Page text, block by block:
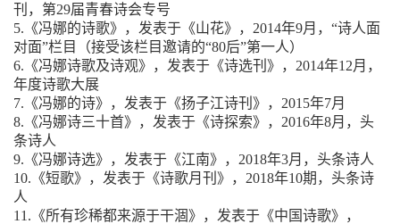
刊，第29届青春诗会专号
5.《冯娜的诗歌》，发表于《山花》，2014年9月，“诗人面
对面”栏目（接受该栏目邀请的“80后”第一人）
6.《冯娜诗歌及诗观》，发表于《诗选刊》，2014年12月，
年度诗歌大展
7.《冯娜的诗》，发表于《扬子江诗刊》，2015年7月
8.《冯娜诗三十首》，发表于《诗探索》，2016年8月，头
条诗人
9.《冯娜诗选》，发表于《江南》，2018年3月，头条诗人
10.《短歌》，发表于《诗歌月刊》，2018年10期，头条诗
人
11.《所有珍稀都来源于干涸》，发表于《中国诗歌》，